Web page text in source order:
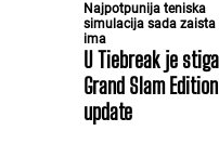
Najpotpunija teniska
simulacija sada zaista
ima
U Tiebreak je
Grand Slam Edition
update